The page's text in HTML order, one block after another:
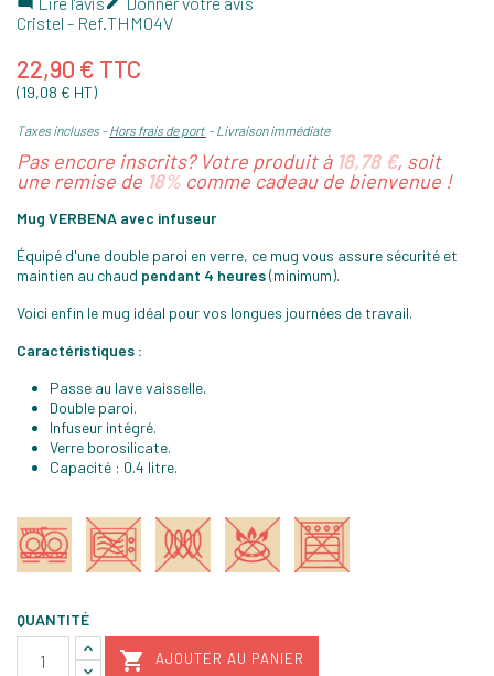
Cristel - Ref.THM04V
22,90 € TTC
(19,08 € HT)
Taxes incluses Hors frais de port Livraison immédiate
Pas encore inscrits? Votre produit à 18,78 €, soit
une remise de 18% comme cadeau de bienvenue !
Mug VERBENA avec infuseur
Équipé d'une double paroi en verre, ce mug vous assure sécurité et
maintien au chaud pendant 4 heures(minimum).
Voici enfin le mug idéal pour vos longues journées de travail.
Caractéristiques :
Passe au lave vaisselle.
Double paroi.
Infuseur intégré.
Verre borosilicate.
Capacité : 0.4 litre.
QUANTITÉ
 AJOUTER AU PANIER